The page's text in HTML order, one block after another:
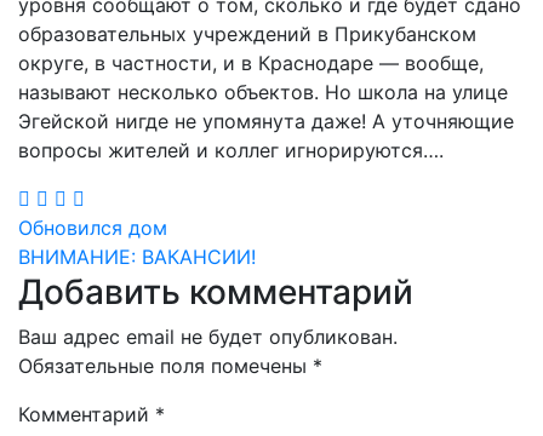
уровня сообщают о том, сколько и где будет сдано
образовательных учреждений в Прикубанском
округе, в частности, и в Краснодаре — вообще,
называют несколько объектов. Но школа на улице
Эгейской нигде не упомянута даже! А уточняющие
вопросы жителей и коллег игнорируются….
Навигация
по
записям
Обновился дом
ВНИМАНИЕ: ВАКАНСИИ!
Добавить комментарий
Ваш адрес email не будет опубликован.
Обязательные поля помечены *
Комментарий *